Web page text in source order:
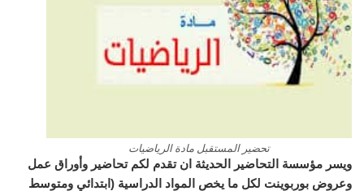
تحضير المستقبل مادة الرياضيات
ويسر مؤسسة التحاضير الحديثة ان تقدم لكم تحاضير وأوراق عمل
وعروض بوربوينت لكل ما يخص المواد الدراسية (ابتدائي ومتوسط